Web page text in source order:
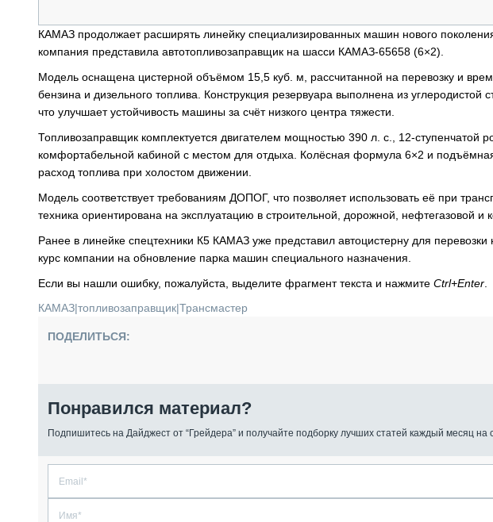
ИСПЫТАТЕЛИ
ТЕХНОЛОГИИ
ДОРОЖНАЯ ИНДУСТРИЯ
СЕРВИСМЕНЫ
КАМАЗ продолжает расширять линейку специализированных машин нового
компания представила автотопливозаправщик на шасси КАМАЗ-65658 (6×2).
Модель оснащена цистерной объёмом 15,5 куб. м, рассчитанной на перевозку и
бензина и дизельного топлива. Конструкция резервуара выполнена из
что улучшает устойчивость машины за счёт низкого центра тяжести.
Топливозаправщик комплектуется двигателем мощностью 390 л. с., 12-ступенчатой
комфортабельной кабиной с местом для отдыха. Колёсная формула 6×2 и
расход топлива при холостом движении.
Модель соответствует требованиям ДОПОГ, что позволяет использовать её при
техника ориентирована на эксплуатацию в строительной, дорожной, нефтегазовой и
Ранее в линейке спецтехники К5 КАМАЗ уже представил автоцистерну для
курс компании на обновление парка машин специального назначения.
Если вы нашли ошибку, пожалуйста, выделите фрагмент текста и нажмите Ctrl+Enter
КАМАЗ|топливозаправщик|Трансмастер
ПОДЕЛИТЬСЯ:
Понравился материал?
Подпишитесь на Дайджест от “Грейдера” и получайте подборку лучших статей каждый месяц на